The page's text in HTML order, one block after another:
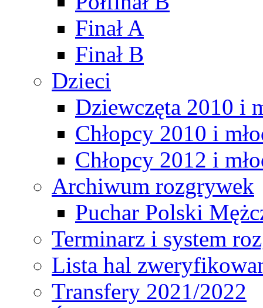
Finał A
Finał B
Dzieci
Dziewczęta 2010 i
Chłopcy 2010 i
Chłopcy 2012 i
Archiwum rozgrywek
Puchar Polski
Terminarz i system
Lista hal
Transfery 2021/2022